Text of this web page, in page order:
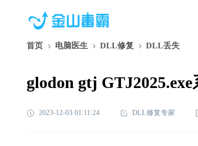
首页 电脑医生 DLL修复 DLL丢失
glodon gtj
2023-12-03 01:11:24 DLL修复专家